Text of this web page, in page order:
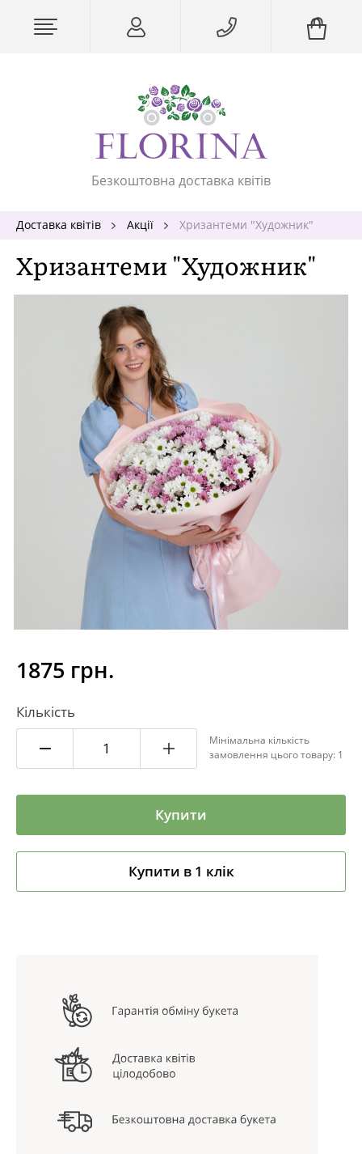
Безкоштовна доставка квітів
Доставка квітів Акції Хризантеми "Художник"
Хризантеми "Художник"
1875 грн.
Кількість
Мінімальна кількість
замовлення цього товару: 1
Купити
Купити в 1 клік